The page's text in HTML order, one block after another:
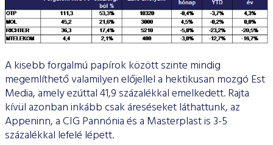
A kisebb forgalmú papírok között szinte mindig
megemlíthető valamilyen előjellel a hektikusan mozgó Est
Media, amely ezúttal 41,9 százalékkal emelkedett. Rajta
kívül azonban inkább csak áreséseket láthattunk, az
Appeninn, a CIG Pannónia és a Masterplast is 3-5
százalékkal lefelé lépett.